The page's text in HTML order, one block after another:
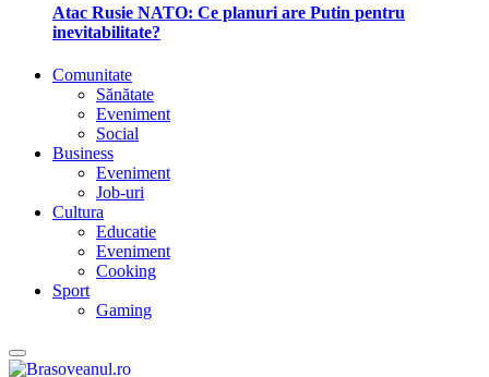
Atac Rusie NATO: Ce planuri are Putin pentru
inevitabilitate?
Comunitate
Sănătate
Eveniment
Social
Business
Eveniment
Job-uri
Cultura
Educatie
Eveniment
Cooking
Sport
Gaming